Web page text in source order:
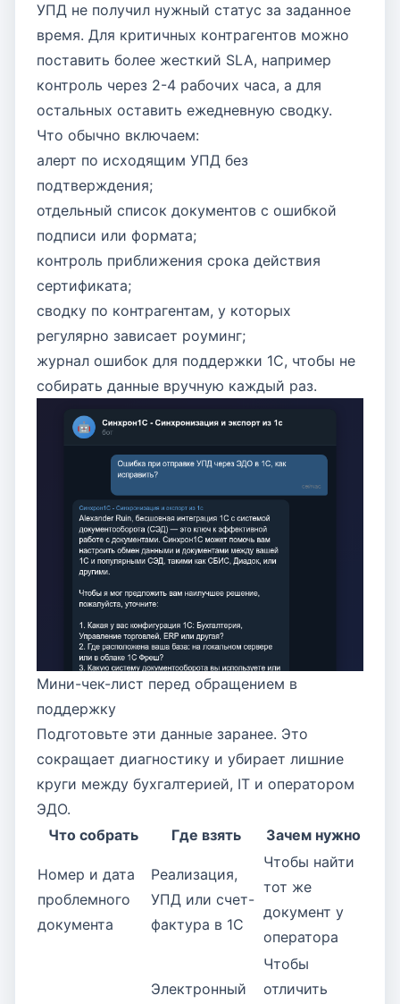
УПД не получил нужный статус за заданное
время. Для критичных контрагентов можно
поставить более жесткий SLA, например
контроль через 2-4 рабочих часа, а для
остальных оставить ежедневную сводку.
Что обычно включаем:
алерт по исходящим УПД без
подтверждения;
отдельный список документов с ошибкой
подписи или формата;
контроль приближения срока действия
сертификата;
сводку по контрагентам, у которых
регулярно зависает роуминг;
журнал ошибок для поддержки 1С, чтобы не
собирать данные вручную каждый раз.
Мини-чек-лист перед обращением в
поддержку
Подготовьте эти данные заранее. Это
сокращает диагностику и убирает лишние
круги между бухгалтерией, IT и оператором
ЭДО.
Что собрать
Где взять Зачем нужно
Номер и дата
проблемного
документа
Реализация,
УПД или счет-
фактура в 1С
Чтобы найти
тот же
документ у
оператора
Электронный
Чтобы
отличить